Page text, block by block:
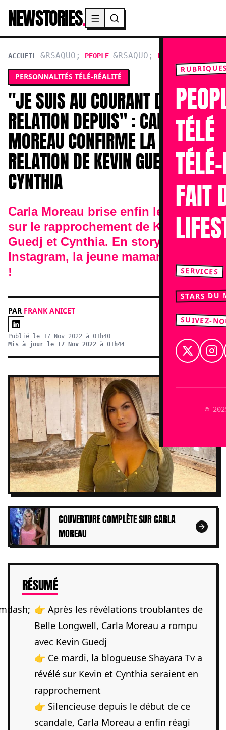
NEWSTORIES.
TÉLÉ
FAIT
SERVICES
STARS DU
SUIVEZ-
©
ACCUEIL PEOPLE PERSONNALITÉS
PERSONNALITÉS TÉLÉ-RÉALITÉ
"JE SUIS AU COURANT DE CETTE
RELATION DEPUIS" : CARLA
MOREAU CONFIRME LA
RELATION DE KEVIN GUEDJ ET
CYNTHIA
Carla Moreau brise enfin le silence
sur le rapprochement de Kevin
Guedj et Cynthia. En story
Instagram, la jeune maman balance
!
PAR FRANK ANICET
Publié le 17 Nov 2022 à 01h40
Mis à jour le 17 Nov 2022 à 01h44
COUVERTURE COMPLÈTE SUR CARLA
MOREAU
RÉSUMÉDE L'ARTICLE
👉 Après les révélations troublantes de
Belle Longwell, Carla Moreau a rompu
avec Kevin Guedj
👉 Ce mardi, la blogueuse Shayara Tv a
révélé sur Kevin et Cynthia seraient en
rapprochement
👉 Silencieuse depuis le début de ce
scandale, Carla Moreau a enfin réagi